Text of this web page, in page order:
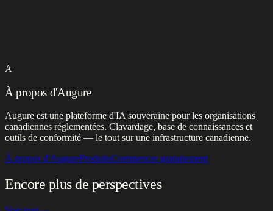
A
À propos d'Augure
Augure est une plateforme d'IA souveraine pour les organisations
canadiennes réglementées. Clavardage, base de connaissances et
outils de conformité — le tout sur une infrastructure canadienne.
À propos d'AugureProduitsCommencer gratuitement
Encore plus de perspectives